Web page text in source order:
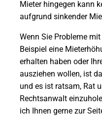
Mieter hingegen kann
aufgrund sinkender
Wenn Sie Probleme
Beispiel eine
erhalten haben oder
ausziehen wollen, ist
und es ist ratsam, Rat
Rechtsanwalt
ich Ihnen gerne zur